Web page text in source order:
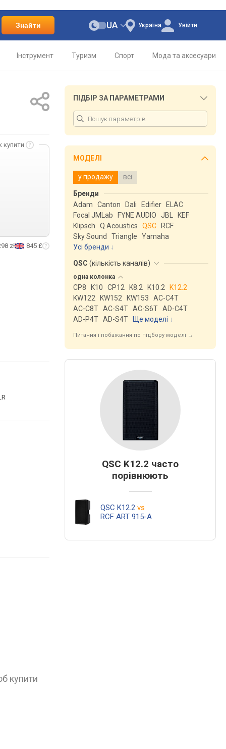
Знайти Україна
UA Увійти
Інструмент Туризм Спорт Мода та аксесуари
купити
zł 845 £
купити
ПІДБІР ЗА ПАРАМЕТРАМИ
МОДЕЛІ
у продажу всі
Бренди
Adam
Canton Dali Edifier
ELAC
Focal JMLab
FYNE AUDIO JBL
KEF
Klipsch
Q Acoustics QSC
RCF
Sky Sound
Triangle
Yamaha
Усі бренди
QSC (кількість каналів)
одна колонка
CP8 K10 CP12 K8.2 K10.2
K12.2
KW122
KW152 KW153
AC-C4T
AC-C8T AC-S4T AC-S6T AD-C4T
AD-P4T AD-S4T Ще моделі ↓
Питання і побажання по підбору моделі →
QSC K12.2 часто
порівнюють
QSC K12.2 vs
RCF ART 915-A